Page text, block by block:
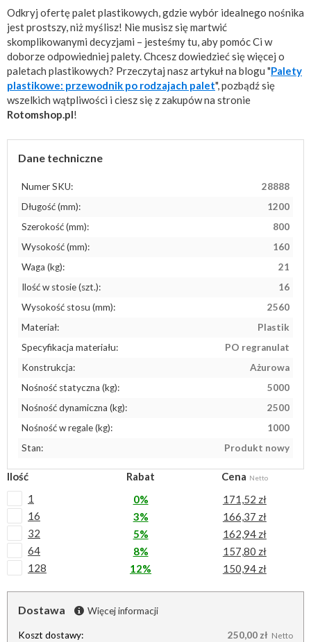
Odkryj ofertę palet plastikowych, gdzie wybór idealnego nośnika
jest prostszy, niż myślisz! Nie musisz się martwić
skomplikowanymi decyzjami – jesteśmy tu, aby pomóc Ci w
doborze odpowiedniej palety. Chcesz dowiedzieć się więcej o
paletach plastikowych? Przeczytaj nasz artykuł na blogu "Palety
plastikowe: przewodnik po rodzajach palet", pozbądź się
wszelkich wątpliwości i ciesz się z zakupów na stronie
Rotomshop.pl!
Dane techniczne
Numer SKU:
28888
Długość (mm):
1200
Szerokość (mm):
800
Wysokość (mm):
160
Waga (kg):
21
Ilość w stosie (szt.):
16
Wysokość stosu (mm):
2560
Materiał:
Plastik
Specyfikacja materiału:
PO regranulat
Konstrukcja:
Ażurowa
Nośność statyczna (kg):
5000
Nośność dynamiczna (kg):
2500
Nośność w regale (kg):
1000
Stan:
Produkt nowy
Ilość Rabat Cena Netto
1 0%
171,52 zł
16
3%
166,37 zł
32
5%
162,94 zł
64
8%
157,80 zł
128
12% 150,94 zł
Dostawa Więcej informacji
Koszt dostawy: 250,00 zł Netto